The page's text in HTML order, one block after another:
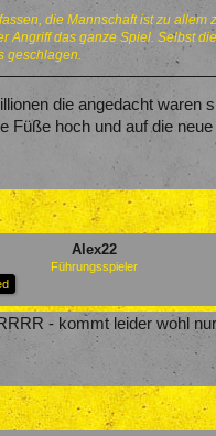
die Mannschaft ist zu allem
Angriff das ganze Spiel. Selbst
geschlagen.
die angedacht waren
Füße hoch und auf die neue
Alex22
Führungsspieler
- kommt leider wohl